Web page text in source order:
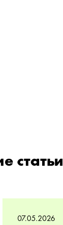
статьи
07.05.2026